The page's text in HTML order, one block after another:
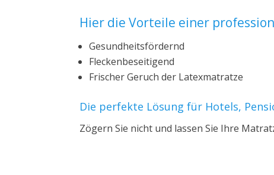
Hier die Vorteile einer
Gesundheitsfördernd
Fleckenbeseitigend
Frischer Geruch der Latexmatratze
Die perfekte Lösung für Hotels,
Zögern Sie nicht und lassen Sie Ihre